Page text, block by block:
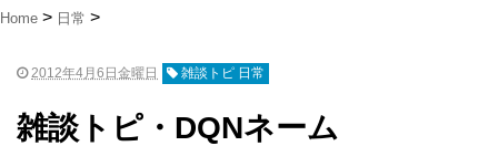
Home 日常
2012年4月6日金曜日 雑談トピ 日常
雑談トピ・DQNネーム